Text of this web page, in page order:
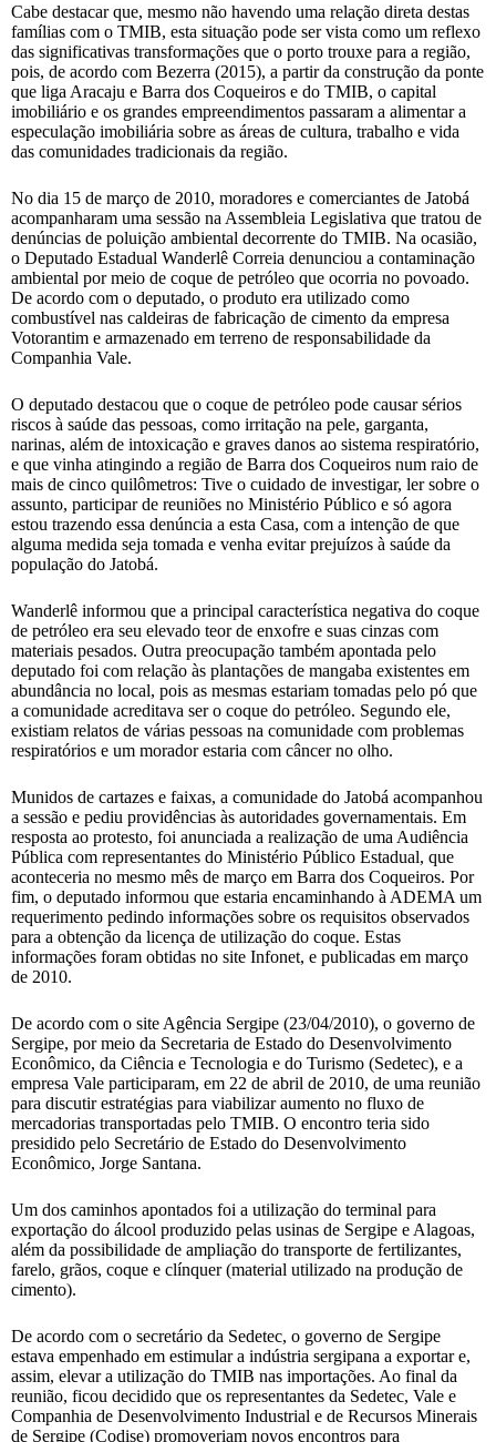
Cabe destacar que, mesmo não havendo uma relação direta destas
famílias com o TMIB, esta situação pode ser vista como um reflexo
das significativas transformações que o porto trouxe para a região,
pois, de acordo com Bezerra (2015), a partir da construção da ponte
que liga Aracaju e Barra dos Coqueiros e do TMIB, o capital
imobiliário e os grandes empreendimentos passaram a alimentar a
especulação imobiliária sobre as áreas de cultura, trabalho e vida
das comunidades tradicionais da região.
No dia 15 de março de 2010, moradores e comerciantes de Jatobá
acompanharam uma sessão na Assembleia Legislativa que tratou de
denúncias de poluição ambiental decorrente do TMIB. Na ocasião,
o Deputado Estadual Wanderlê Correia denunciou a contaminação
ambiental por meio de coque de petróleo que ocorria no povoado.
De acordo com o deputado, o produto era utilizado como
combustível nas caldeiras de fabricação de cimento da empresa
Votorantim e armazenado em terreno de responsabilidade da
Companhia Vale.
O deputado destacou que o coque de petróleo pode causar sérios
riscos à saúde das pessoas, como irritação na pele, garganta,
narinas, além de intoxicação e graves danos ao sistema respiratório,
e que vinha atingindo a região de Barra dos Coqueiros num raio de
mais de cinco quilômetros: Tive o cuidado de investigar, ler sobre o
assunto, participar de reuniões no Ministério Público e só agora
estou trazendo essa denúncia a esta Casa, com a intenção de que
alguma medida seja tomada e venha evitar prejuízos à saúde da
população do Jatobá.
Wanderlê informou que a principal característica negativa do coque
de petróleo era seu elevado teor de enxofre e suas cinzas com
materiais pesados. Outra preocupação também apontada pelo
deputado foi com relação às plantações de mangaba existentes em
abundância no local, pois as mesmas estariam tomadas pelo pó que
a comunidade acreditava ser o coque do petróleo. Segundo ele,
existiam relatos de várias pessoas na comunidade com problemas
respiratórios e um morador estaria com câncer no olho.
Munidos de cartazes e faixas, a comunidade do Jatobá acompanhou
a sessão e pediu providências às autoridades governamentais. Em
resposta ao protesto, foi anunciada a realização de uma Audiência
Pública com representantes do Ministério Público Estadual, que
aconteceria no mesmo mês de março em Barra dos Coqueiros. Por
fim, o deputado informou que estaria encaminhando à ADEMA um
requerimento pedindo informações sobre os requisitos observados
para a obtenção da licença de utilização do coque. Estas
informações foram obtidas no site Infonet, e publicadas em março
de 2010.
De acordo com o site Agência Sergipe (23/04/2010), o governo de
Sergipe, por meio da Secretaria de Estado do Desenvolvimento
Econômico, da Ciência e Tecnologia e do Turismo (Sedetec), e a
empresa Vale participaram, em 22 de abril de 2010, de uma reunião
para discutir estratégias para viabilizar aumento no fluxo de
mercadorias transportadas pelo TMIB. O encontro teria sido
presidido pelo Secretário de Estado do Desenvolvimento
Econômico, Jorge Santana.
Um dos caminhos apontados foi a utilização do terminal para
exportação do álcool produzido pelas usinas de Sergipe e Alagoas,
além da possibilidade de ampliação do transporte de fertilizantes,
farelo, grãos, coque e clínquer (material utilizado na produção de
cimento).
De acordo com o secretário da Sedetec, o governo de Sergipe
estava empenhado em estimular a indústria sergipana a exportar e,
assim, elevar a utilização do TMIB nas importações. Ao final da
reunião, ficou decidido que os representantes da Sedetec, Vale e
Companhia de Desenvolvimento Industrial e de Recursos Minerais
de Sergipe (Codise) promoveriam novos encontros para